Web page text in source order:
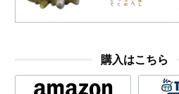
購入はこちら